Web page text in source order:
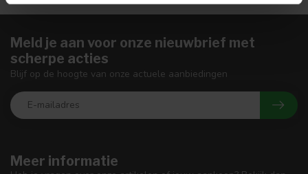
Meer informatie
Meld je aan voor onze nieuwbrief met
scherpe acties
Blijf op de hoogte van onze actuele aanbiedingen